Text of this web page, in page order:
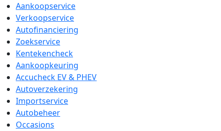
Aankoopservice
Verkoopservice
Autofinanciering
Zoekservice
Kentekencheck
Aankoopkeuring
Accucheck EV & PHEV
Autoverzekering
Importservice
Autobeheer
Occasions